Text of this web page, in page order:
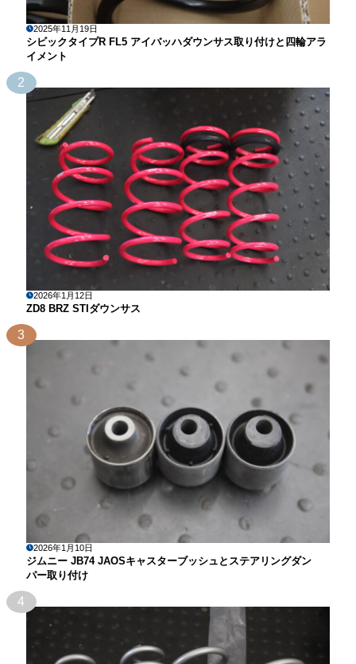
2025年11月19日
シビックタイプR FL5 アイバッハダウンサス取り付けと四輪アラ
イメント
2
2026年1月12日
ZD8 BRZ STIダウンサス
3
2026年1月10日
ジムニー JB74 JAOSキャスターブッシュとステアリングダン
パー取り付け
4